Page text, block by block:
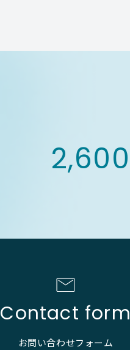
2,600
Contact form
お問い合わせフォーム